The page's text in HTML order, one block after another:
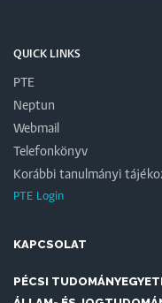
QUICK LINKS
PTE
Neptun
Webmail
Telefonkönyv
Korábbi tanulmányi
PTE Login
KAPCSOLAT
PÉCSI